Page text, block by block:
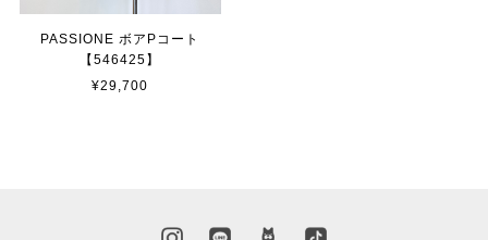
PASSIONE ボアPコート
【546425】
¥29,700